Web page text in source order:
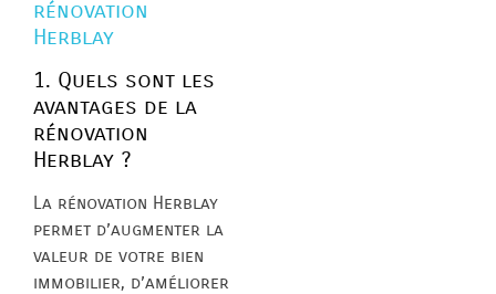
rénovation
Herblay
1. Quels sont les
avantages de la
rénovation
Herblay ?
La rénovation Herblay
permet d’augmenter la
valeur de votre bien
immobilier, d’améliorer